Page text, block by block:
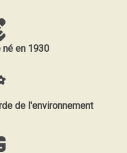
en 1930
de l'environnement